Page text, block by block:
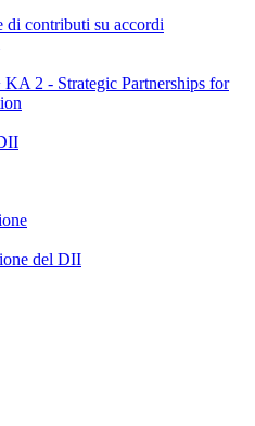
di contributi su accordi
2 - Strategic Partnerships for
del DII